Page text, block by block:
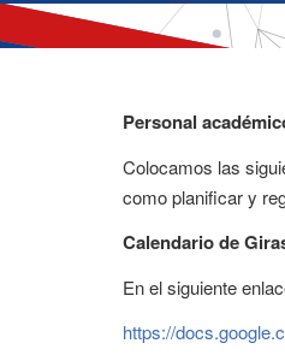
Personal
Colocamos las
como planificar y
Calendario de
En el siguiente
https://